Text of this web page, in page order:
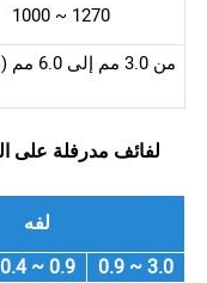
1000 ~ 1270
لفه
0.4 ~ 0.9 0.9 ~ 3.0